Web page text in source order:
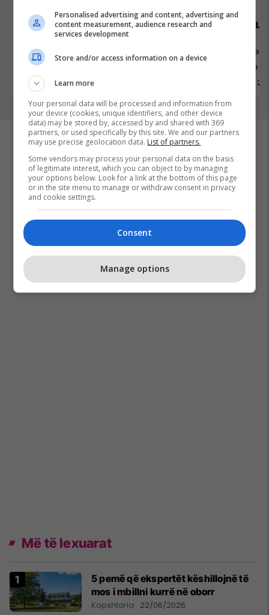
Udhëheqës i Zyrës së Financave
Banka dhe Financa
Prishtine
2 Korrik 2026
Zyrtar/e
Juridike
Kosovë
1 Korrik
Më të lexuarat
5 pemë që ekspertët këshillojnë të
mos i mbillni kurrë në oborr
Kopshtaria 22/06/2026
Personalised advertising and content, advertising and
content measurement, audience research and
services development
Store and/or access information on a device
Learn more
Your personal data will be processed and information from
your device (cookies, unique identifiers, and other device
data) may be stored by, accessed by and shared with 369
partners, or used specifically by this site. We and our partners
may use precise geolocation data. List of partners.
Some vendors may process your personal data on the basis
of legitimate interest, which you can object to by managing
your options below. Look for a link at the bottom of this page
or in the site menu to manage or withdraw consent in privacy
and cookie settings.
Consent
Manage options